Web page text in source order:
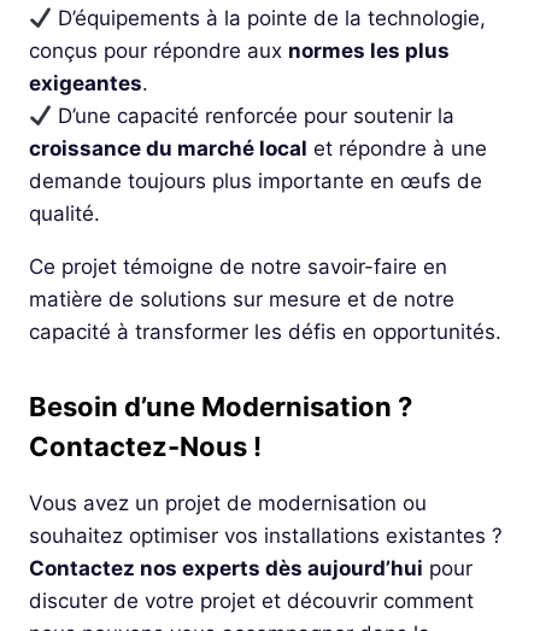
D’équipements à la pointe de la technologie,
conçus pour répondre aux normes les plus
exigeantes.
D’une capacité renforcée pour soutenir la
croissance du marché local et répondre à une
demande toujours plus importante en œufs de
qualité.
Ce projet témoigne de notre savoir-faire en
matière de solutions sur mesure et de notre
capacité à transformer les défis en opportunités.
Besoin d’une Modernisation ?
Contactez-Nous !
Vous avez un projet de modernisation ou
souhaitez optimiser vos installations existantes ?
Contactez nos experts dès aujourd’hui pour
discuter de votre projet et découvrir comment